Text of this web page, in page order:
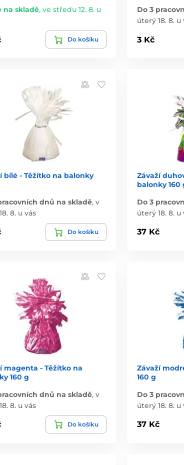
na skladě, ve středu 12. 8. u
Do košíku
Do 3
úterý 18. 8. u
3 Kč
bílé - Těžítko na balonky
dnů na skladě, v
8. u vás
Do košíku
Závaží
balonky 160
Do 3
úterý 18. 8. u
37 Kč
magenta - Těžítko na
160 g
dnů na skladě, v
8. u vás
Do košíku
Závaží
160 g
Do 3
úterý 18. 8. u
37 Kč